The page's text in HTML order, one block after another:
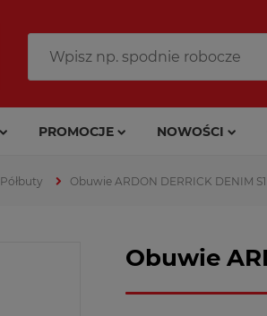
PROMOCJE NOWOŚCI
Półbuty Obuwie ARDON DERRICK DENIM
Obuwie